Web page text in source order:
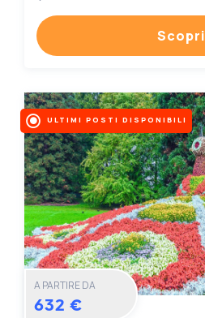
Scopri
ULTIMI POSTI DISPONIBILI
A PARTIRE DA
632 €